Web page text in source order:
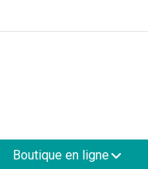
Boutique en ligne